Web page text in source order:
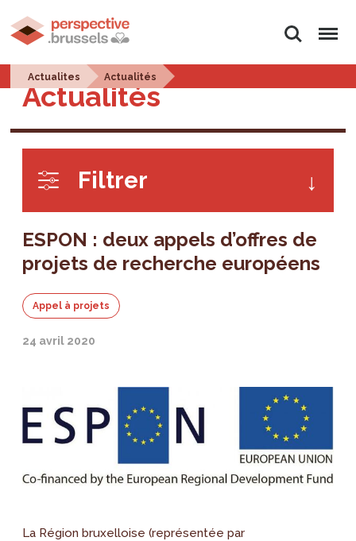
Rechercher
Menu
Actualites Actualités
Actualités
Filtrer
ESPON : deux appels d’offres de
projets de recherche européens
Appel à projets
24 avril 2020
La Région bruxelloise (représentée par